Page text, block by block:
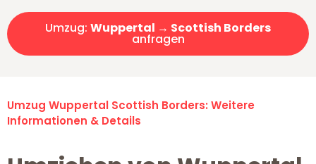
Umzug: Wuppertal → Scottish Borders
anfragen
Umzug Wuppertal Scottish Borders: Weitere
Informationen & Details